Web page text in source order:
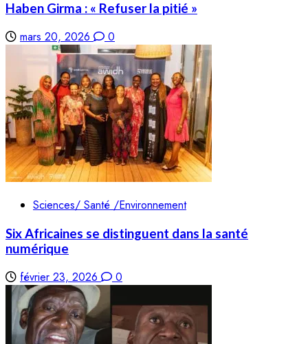
Haben Girma : « Refuser la pitié »
mars 20, 2026 0
Sciences/ Santé /Environnement
Six Africaines se distinguent dans la santé
numérique
février 23, 2026 0